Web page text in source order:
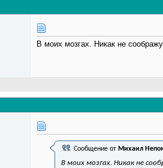
В моих мозгах. Никак не
Сообщение от Михаил
В моих мозгах. Никак не